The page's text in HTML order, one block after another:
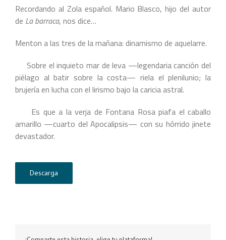
Recordando al Zola español. Mario Blasco, hijo del autor
de La barraca, nos dice…
Menton a las tres de la mañana: dinamismo de aquelarre.
Sobre el inquieto mar de leva —legendaria canción del
piélago al batir sobre la costa— riela el plenilunio; la
brujería en lucha con el lirismo bajo la caricia astral.
Es que a la verja de Fontana Rosa piafa el caballo
amarillo —cuarto del Apocalipsis— con su hórrido jinete
devastador.
Descarga